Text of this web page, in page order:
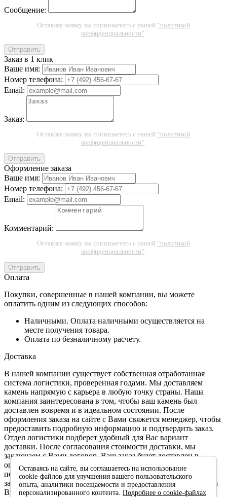
Оставаясь на сайте, вы соглашаетесь на использование
cookie-файлов для улучшения вашего пользовательского
опыта, аналитики посещаемости и предоставления
персонализированного контента. Подробнее о cookie-файлах
Сообщение:
Оставляя заявку вы соглашаетесь с нашей “политикой
конфиденциальности”.
Отправить
Заказ в 1 клик
Ваше имя:
Номер телефона:
Email:
Заказ:
Оставляя заявку вы соглашаетесь с нашей “политикой
конфиденциальности”.
Отправить
Оформление заказа
Ваше имя:
Номер телефона:
Email:
Комментарий:
Оставляя заявку вы соглашаетесь с нашей “политикой
конфиденциальности”.
Отправить
Оплата
Покупки, совершенные в нашей компании, вы можете
оплатить одним из следующих способов:
Наличными. Оплата наличными осуществляется на
месте получения товара.
Оплата по безналичному расчету.
Доставка
В нашей компании существует собственная отработанная
система логистики, проверенная годами. Мы доставляем
камень напрямую с карьера в любую точку страны. Наша
компания заинтересована в том, чтобы ваш камень был
доставлен вовремя и в идеальном состоянии. После
оформления заказа на сайте с Вами свяжется менеджер, чтобы
предоставить подробную информацию и подтвердить заказ.
Отдел логистики подберет удобный для Вас вариант
доставки. После согласования стоимости доставки, мы
заключаем с Вами договор. Ваш заказ будет доставлен в
оговоренный срок и в отличном состоянии. Камень
перевозится в специальной упаковке, укладкой в которую
занимаются обученные для этого люди. Перед оплатой заказа
Вы проверяете и осматриваете доставленный товар. Мы